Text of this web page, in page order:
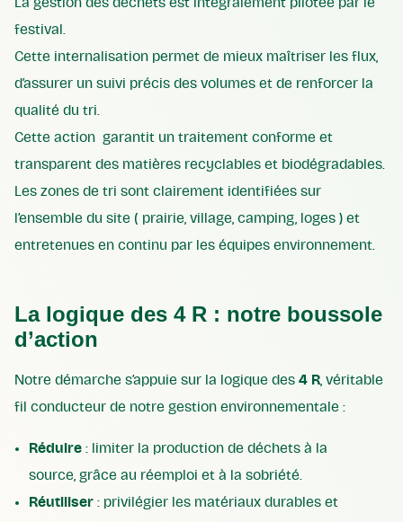
La gestion des déchets est intégralement pilotée par le
festival.
Cette internalisation permet de mieux maîtriser les flux,
d’assurer un suivi précis des volumes et de renforcer la
qualité du tri.
Cette action garantit un traitement conforme et
transparent des matières recyclables et biodégradables.
Les zones de tri sont clairement identifiées sur
l’ensemble du site ( prairie, village, camping, loges ) et
entretenues en continu par les équipes environnement.
La logique des 4 R : notre boussole
d’action
Notre démarche s’appuie sur la logique des 4 R, véritable
fil conducteur de notre gestion environnementale :
Réduire : limiter la production de déchets à la
source, grâce au réemploi et à la sobriété.
Réutiliser : privilégier les matériaux durables et